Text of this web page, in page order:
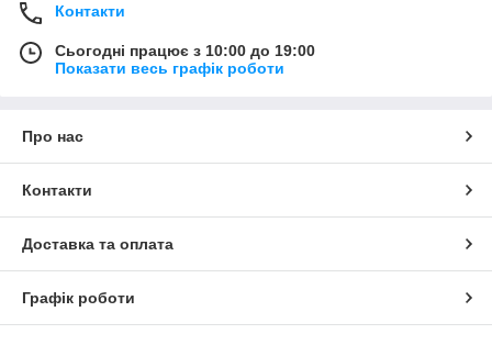
Контакти
Сьогодні працює з 10:00 до 19:00
Показати весь графік роботи
Про нас
Контакти
Доставка та оплата
Графік роботи